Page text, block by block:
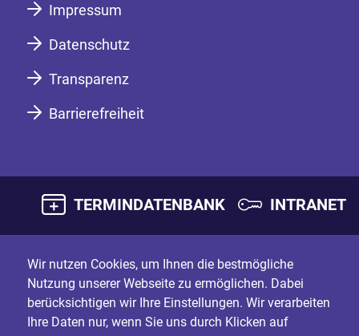
Impressum
Datenschutz
Transparenz
Barrierefreiheit
TERMINDATENBANK INTRANET
Wir nutzen Cookies, um Ihnen die bestmögliche
Nutzung unserer Webseite zu ermöglichen. Dabei
berücksichtigen wir Ihre Einstellungen. Wir verarbeiten
Ihre Daten nur, wenn Sie uns durch Klicken auf